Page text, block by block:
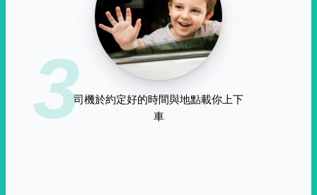
3司機於約定好的時間與地點載你上下
車